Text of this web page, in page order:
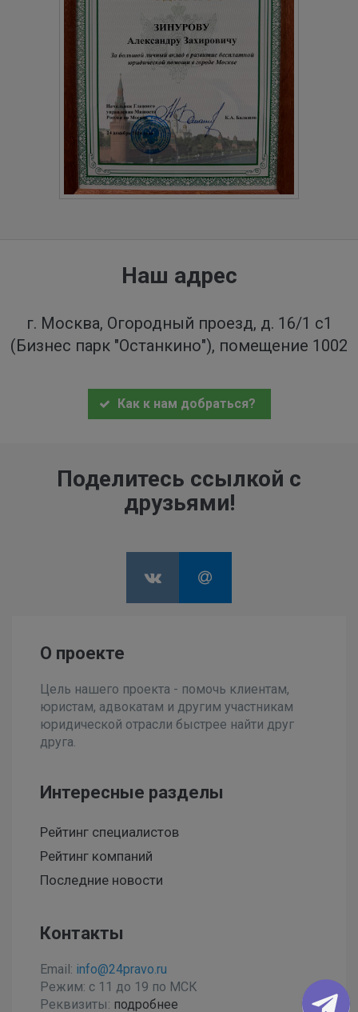
Наш адрес
г. Москва, Огородный проезд, д. 16/1 с1
(Бизнес парк "Останкино"), помещение 1002
Как к нам добраться?
Поделитесь ссылкой с
друзьями!
О проекте
Цель нашего проекта - помочь клиентам,
юристам, адвокатам и другим участникам
юридической отрасли быстрее найти друг
друга.
Интересные разделы
Рейтинг специалистов
Рейтинг компаний
Последние новости
Контакты
Email: info@24pravo.ru
Режим: с 11 до 19 по МСК
Реквизиты: подробнее